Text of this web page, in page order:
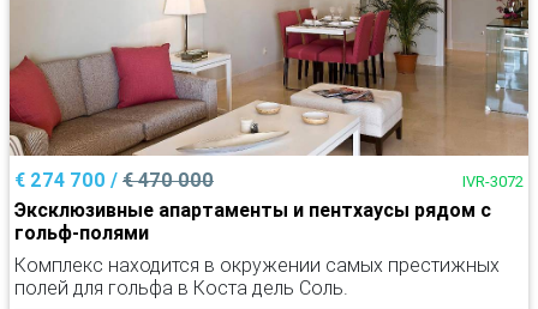
€ 274 700 / € 470 000 IVR-3072
Эксклюзивные апартаменты и пентхаусы рядом с
гольф-полями
Комплекс находится в окружении самых престижных
полей для гольфа в Коста дель Соль.